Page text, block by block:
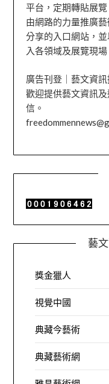
平台，定期轉貼展
由網路的力量推廣
分享的入口網站，
入各領域及展覽現場
廣告刊登｜藝文資
歡迎提供藝文資訊
信。
藝
獎金獵人
視覺中國
典藏今藝術
典藏藝術網